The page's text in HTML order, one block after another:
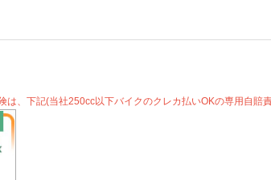
、下記(当社250cc以下バイクのクレカ払いOKの専用自賠